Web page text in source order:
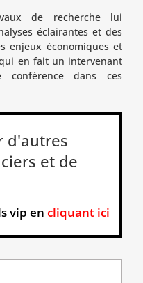
de recherche lui
éclairantes et des
enjeux économiques et
en fait un intervenant
dans ces
d'autres
et de
vip en cliquant ici